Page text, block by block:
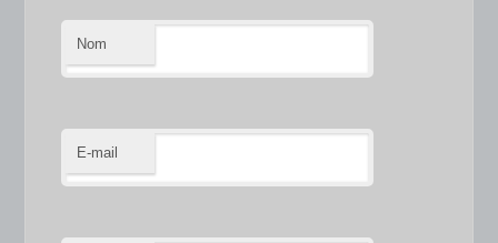
Nom
E-mail